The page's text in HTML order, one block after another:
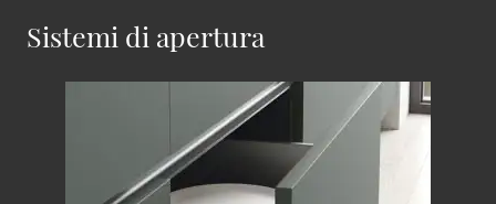
Sistemi di apertura